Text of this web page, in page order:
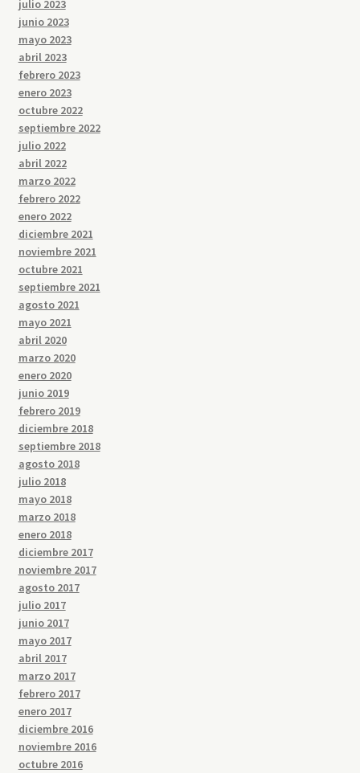
julio 2023
junio 2023
mayo 2023
abril 2023
febrero 2023
enero 2023
octubre 2022
septiembre 2022
julio 2022
abril 2022
marzo 2022
febrero 2022
enero 2022
diciembre 2021
noviembre 2021
octubre 2021
septiembre 2021
agosto 2021
mayo 2021
abril 2020
marzo 2020
enero 2020
junio 2019
febrero 2019
diciembre 2018
septiembre 2018
agosto 2018
julio 2018
mayo 2018
marzo 2018
enero 2018
diciembre 2017
noviembre 2017
agosto 2017
julio 2017
junio 2017
mayo 2017
abril 2017
marzo 2017
febrero 2017
enero 2017
diciembre 2016
noviembre 2016
octubre 2016